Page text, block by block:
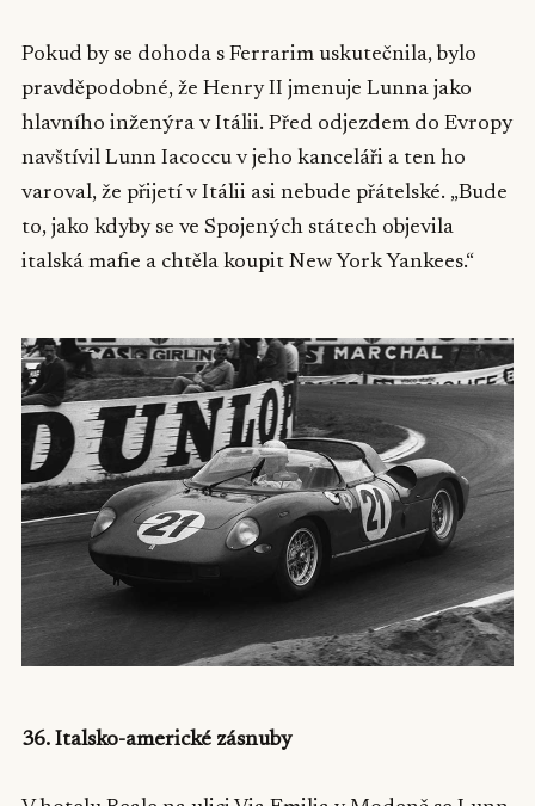
Pokud by se dohoda s Ferrarim uskutečnila, bylo
pravděpodobné, že Henry II jmenuje Lunna jako
hlavního inženýra v Itálii. Před odjezdem do Evropy
navštívil Lunn Iacoccu v jeho kanceláři a ten ho
varoval, že přijetí v Itálii asi nebude přátelské. „Bude
to, jako kdyby se ve Spojených státech objevila
italská mafie a chtěla koupit New York Yankees.“
36. Italsko-americké zásnuby